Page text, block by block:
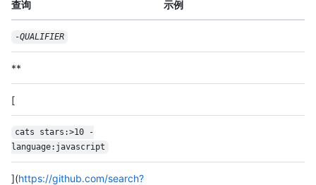
查询 示例
-QUALIFIER
**
[
cats stars:>10 -
language:javascript
](https://github.com/search?